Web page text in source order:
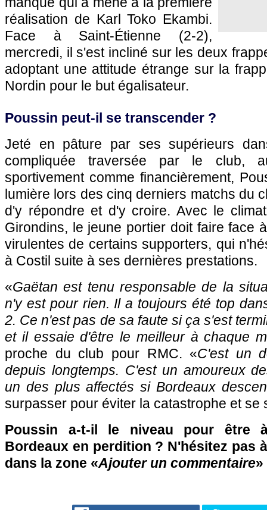
réalisation de Karl Toko Ekambi.
Face à Saint-Étienne (2-2),
mercredi, il s'est incliné sur les deux
adoptant une attitude étrange sur la
Nordin pour le but égalisateur.
Poussin peut-il se transcender ?
Jeté en pâture par ses supérieurs
compliquée traversée par le club,
sportivement comme financièrement,
lumière lors des cinq derniers matchs du
d'y répondre et d'y croire. Avec le
Girondins, le jeune portier doit faire face
virulentes de certains supporters, qui
à Costil suite à ses dernières prestations.
«Gaëtan est tenu responsable de la
n'y est pour rien. Il a toujours été top
2. Ce n'est pas de sa faute si ça s'est
et il essaie d'être le meilleur à chaque
proche du club pour RMC. «C'est un
depuis longtemps. C'est un amoureux
un des plus affectés si Bordeaux
surpasser pour éviter la catastrophe et se
Poussin a-t-il le niveau pour être
Bordeaux en perdition ? N'hésitez pas
dans la zone «Ajouter un commentaire